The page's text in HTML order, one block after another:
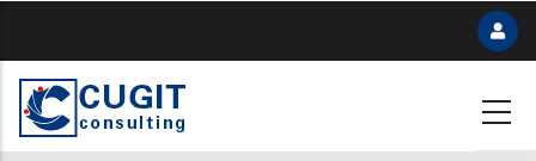
main
content